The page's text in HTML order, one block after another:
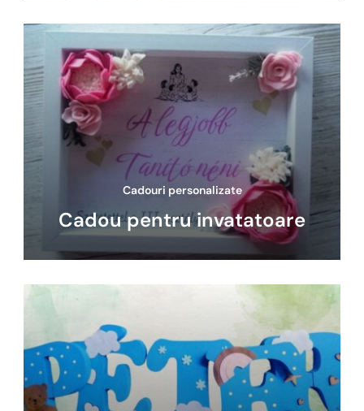
Cadouri personalizate
Cadou pentru invatatoare